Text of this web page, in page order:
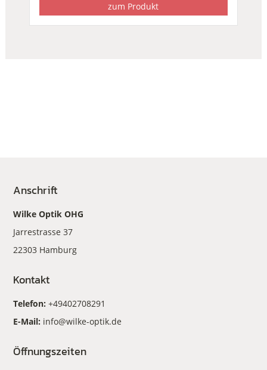
zum Produkt
Anschrift
Wilke Optik OHG
Jarrestrasse 37
22303 Hamburg
Kontakt
Telefon:+49402708291
E-Mail: info@wilke-optik.de
Öffnungszeiten